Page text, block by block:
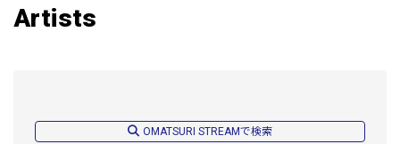
Artists
OMATSURI STREAMで検索